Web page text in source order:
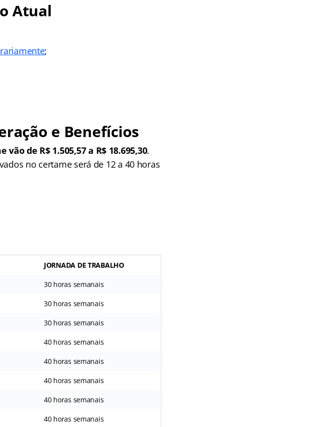
Atual
;
e Benefícios
de R$ 1.505,57 a R$ 18.695,30.
no certame será de 12 a 40 horas
JORNADA DE TRABALHO
30 horas semanais
30 horas semanais
30 horas semanais
40 horas semanais
40 horas semanais
40 horas semanais
40 horas semanais
40 horas semanais